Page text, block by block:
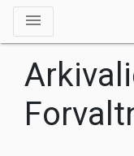
Toggle drawer
menu